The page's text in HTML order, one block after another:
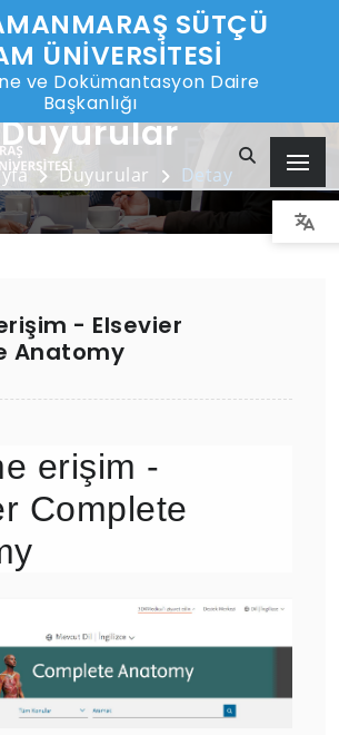
SÜTÇÜ
ÜNİVERSİTESİ
ve Dokümantasyon Daire
Başkanlığı
Duyurular
Duyurular Detay
- Elsevier
Anatomy
erişim -
Complete